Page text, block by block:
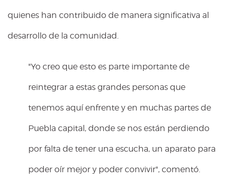
quienes han contribuido de manera significativa al
desarrollo de la comunidad.
"Yo creo que esto es parte importante de
reintegrar a estas grandes personas que
tenemos aquí enfrente y en muchas partes de
Puebla capital, donde se nos están perdiendo
por falta de tener una escucha, un aparato para
poder oír mejor y poder convivir", comentó.